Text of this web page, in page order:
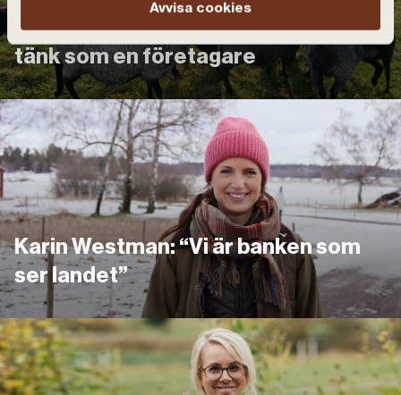
Avvisa cookies
Lantbrukande är en livsstil – men
tänk som en företagare
Länk
Karin Westman: “Vi är banken som
ser landet”
Länk